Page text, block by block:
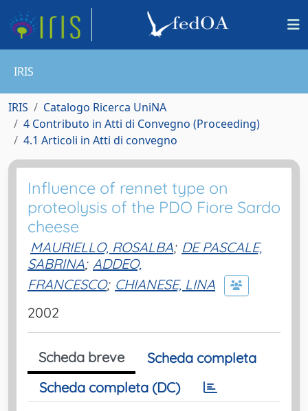
IRIS
IRIS
Catalogo Ricerca UniNA
4 Contributo in Atti di Convegno (Proceeding)
4.1 Articoli in Atti di convegno
Influence of rennet type on
proteolysis of the PDO Fiore Sardo
cheese
MAURIELLO, ROSALBA; DE PASCALE,
SABRINA; ADDEO,
FRANCESCO; CHIANESE, LINA
2002
Scheda breve
Scheda completa
Scheda completa (DC)